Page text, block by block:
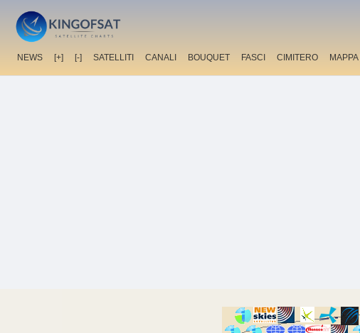
NEWS [+] [-] SATELLITI CANALI BOUQUET FASCI CIMITERO